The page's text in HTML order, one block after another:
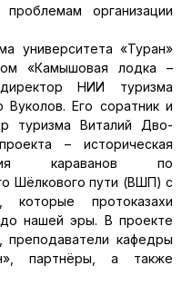
организации
университета «Туран»
«Камышовая лодка –
НИИ туризма
Вуколов. Его соратник и
туризма Виталий Дво­
– историческая
караванов по
Шёл­кового пути (ВШП) с
которые про­токазахи
нашей эры. В проекте
преподаватели кафедры
партнёры, а также